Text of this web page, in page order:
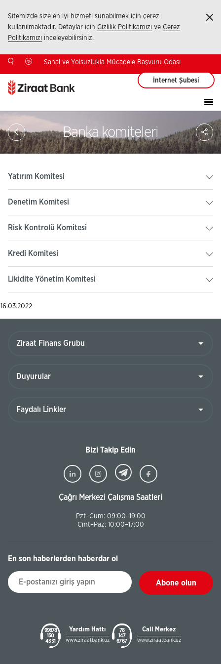
Sitemizde size en iyi hizmeti sunabilmek için çerez
kullanılmaktadır. Detaylar için Gizlilik Politikamızı ve Çerez
Politikamızı inceleyebilirsiniz.
Sanal ve Yolsuzlukla Mücadele Başvuru Odası
İnternet Şubesi
Banka komiteleri
Yatırım Komitesi
Denetim Komitesi
Risk Kontrolü Komitesi
Kredi Komitesi
Likidite Yönetim Komitesi
16.03.2022
Bizi Takip Edin
Çağrı Merkezi Çalışma Saatleri
Pzt–Cum: 09:00–19:00
Cmt–Paz: 10:00–17:00
En son haberlerden haberdar ol
Abone olun
99878
150
43 31
Yardım Hattı
www.ziraatbank.uz
78
147
67 67
Call Merkez
www.ziraatbank.uz